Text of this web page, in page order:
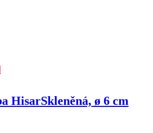
HisarSkleněná, ø 6 cm